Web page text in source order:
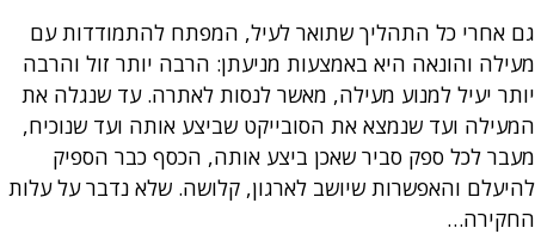
גם אחרי כל התהליך שתואר לעיל, המפתח להתמודדות עם
מעילה והונאה היא באמצעות מניעתן: הרבה יותר זול והרבה
יותר יעיל למנוע מעילה, מאשר לנסות לאתרה. עד שנגלה את
המעילה ועד שנמצא את הסובייקט שביצע אותה ועד שנוכיח,
מעבר לכל ספק סביר שאכן ביצע אותה, הכסף כבר הספיק
להיעלם והאפשרות שיושב לארגון, קלושה. שלא נדבר על עלות
החקירה…